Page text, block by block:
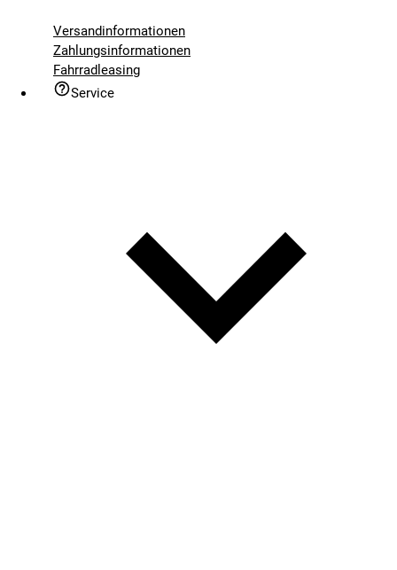
Versandinformationen
Zahlungsinformationen
Fahrradleasing
Service